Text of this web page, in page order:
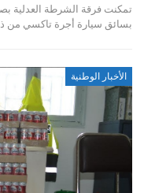
تمكنت فرقة الشرطة العدلية
بسائق سيارة أجرة تاكسي من
الأخبار الوطنية